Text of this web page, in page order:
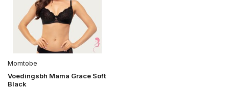
Momtobe
Voedingsbh Mama Grace Soft
Black